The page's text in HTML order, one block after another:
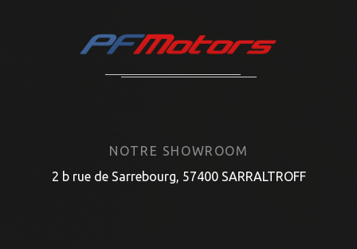
NOTRE SHOWROOM
2 b rue de Sarrebourg, 57400 SARRALTROFF